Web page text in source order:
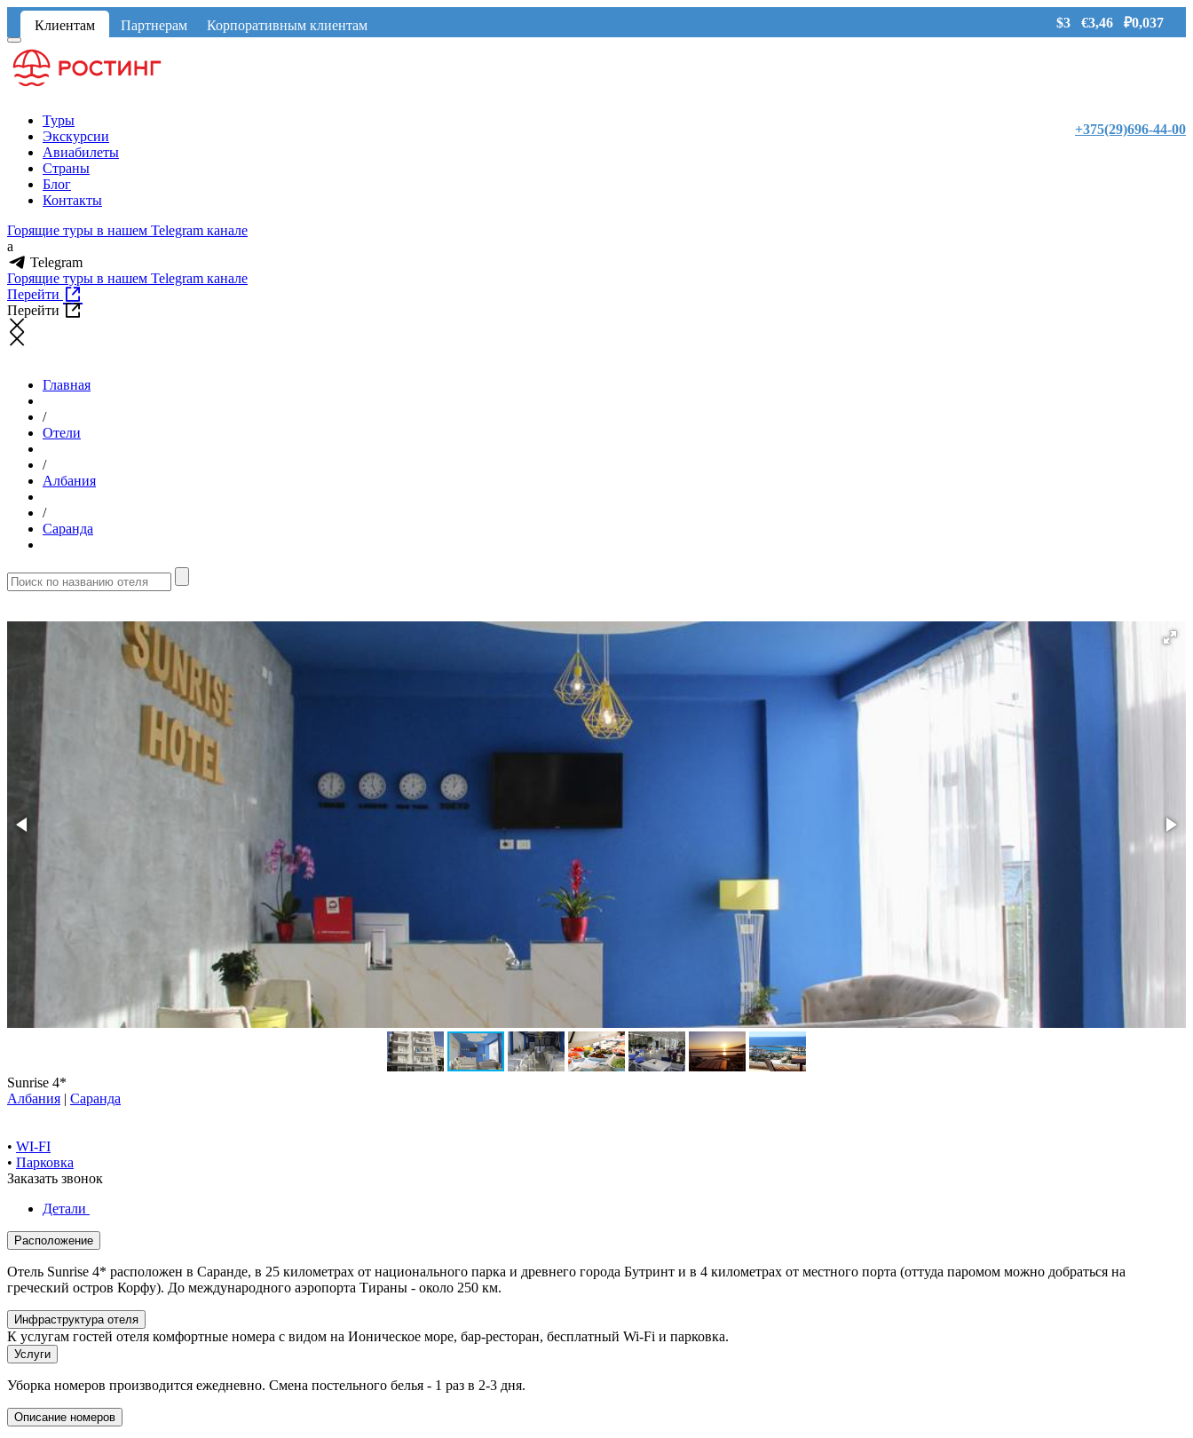
Клиентам Партнерам Корпоративным клиентам $3 €3,46 ₽0,037
+375(29)696-44-00
Туры
Экскурсии
Авиабилеты
Страны
Блог
Контакты
Горящие туры в нашем Telegram канале
a
Telegram
Горящие туры в нашем Telegram канале
Перейти
Перейти
Главная
/
Отели
/
Албания
/
Саранда
Sunrise 4*
Албания | Саранда
• WI-FI
• Парковка
Заказать звонок
Детали
Расположение
Отель Sunrise 4* расположен в Саранде, в 25 километрах от национального парка и древнего города Бутринт и в 4 километрах от местного порта (оттуда паромом можно добраться на
греческий остров Корфу). До международного аэропорта Тираны - около 250 км.
Инфраструктура отеля
К услугам гостей отеля комфортные номера с видом на Ионическое море, бар-ресторан, бесплатный Wi-Fi и парковка.
Услуги
Уборка номеров производится ежедневно. Смена постельного белья - 1 раз в 2-3 дня.
Описание номеров